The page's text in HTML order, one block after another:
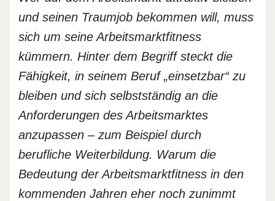
und seinen Traumjob bekommen will, muss
sich um seine Arbeitsmarktfitness
kümmern. Hinter dem Begriff steckt die
Fähigkeit, in seinem Beruf „einsetzbar“ zu
bleiben und sich selbstständig an die
Anforderungen des Arbeitsmarktes
anzupassen – zum Beispiel durch
berufliche Weiterbildung. Warum die
Bedeutung der Arbeitsmarktfitness in den
kommenden Jahren eher noch zunimmt